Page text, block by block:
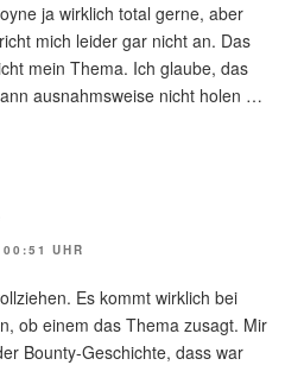
ja wirklich total gerne, aber
mich leider gar nicht an. Das
mein Thema. Ich glaube, das
ausnahmsweise nicht holen …
UHR
Es kommt wirklich bei
ob einem das Thema zusagt. Mir
Bounty-Geschichte, dass war